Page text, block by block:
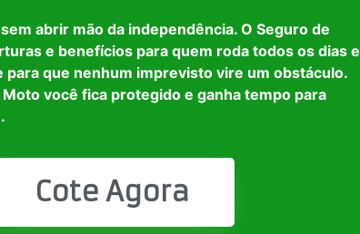
abrir mão da independência. O Seguro de
e benefícios para quem roda todos os dias e
para que nenhum imprevisto vire um obstáculo.
você fica protegido e ganha tempo para
Cote Agora